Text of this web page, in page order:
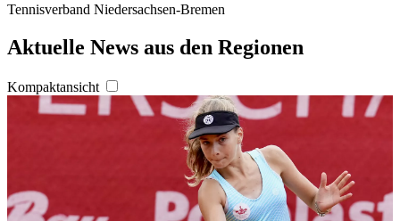
Tennisverband Niedersachsen-Bremen
Aktuelle News aus den Regionen
Kompaktansicht